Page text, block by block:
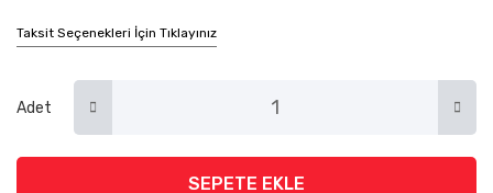
Taksit Seçenekleri İçin Tıklayınız
Adet
SEPETE EKLE